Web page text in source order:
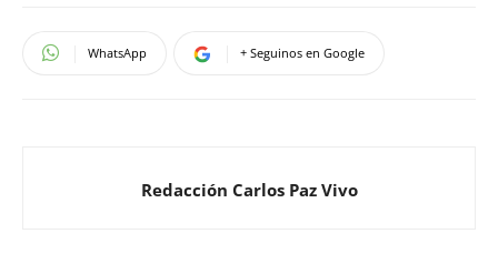
WhatsApp + Seguinos en Google
Redacción Carlos Paz Vivo